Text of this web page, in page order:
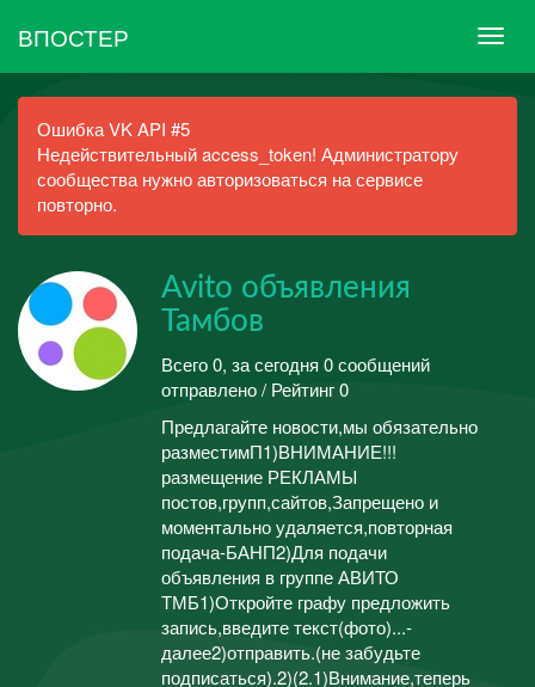
ВПОСТЕР
Ошибка VK API #5
Недействительный access_token! Администратору
сообщества нужно авторизоваться на сервисе
повторно.
Avito объявления
Тамбов
Всего 0, за сегодня 0 сообщений
отправлено / Рейтинг 0
Предлагайте новости,мы обязательно
разместимП1)ВНИМАНИЕ!!!
размещение РЕКЛАМЫ
постов,групп,сайтов,Запрещено и
моментально удаляется,повторная
подача-БАНП2)Для подачи
объявления в группе АВИТО
ТМБ1)Откройте графу предложить
запись,введите текст(фото)...-
далее2)отправить.(не забудьте
подписаться).2)(2.1)Внимание,теперь